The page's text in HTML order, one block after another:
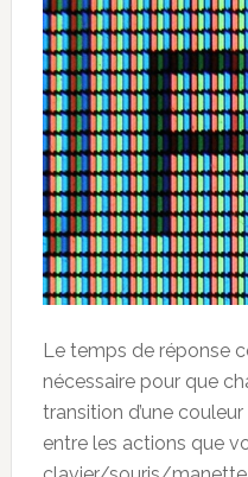
Le temps de réponse
nécessaire pour que
transition d’une
entre les actions que